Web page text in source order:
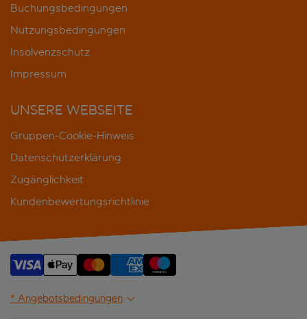
Buchungsbedingungen
Nutzungsbedingungen
Insolvenzschutz
Impressum
UNSERE WEBSEITE
Gruppen-Cookie-Hinweis
Datenschutzerklärung
Zugänglichkeit
Kundenbewertungsrichtlinie
* Angebotsbedingungen